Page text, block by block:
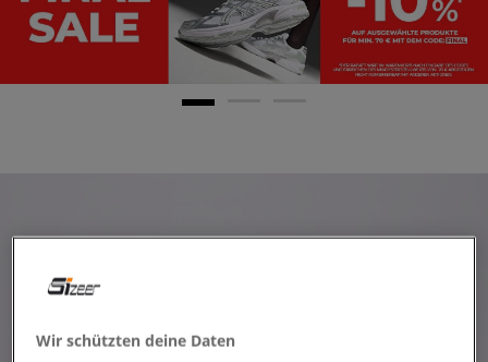
Wir schützten deine Daten